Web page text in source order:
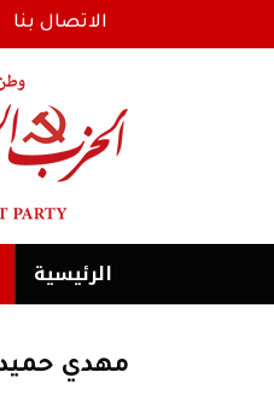
الاتصال بنا
الرئیسية
مهدي